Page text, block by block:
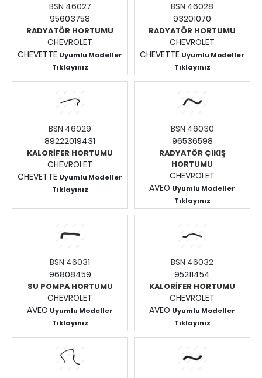
BSN 46027
95603758
RADYATÖR HORTUMU
CHEVROLET
CHEVETTE Uyumlu Modeller
Tıklayınız
Fiyatları Görmek İçin
Giriş Yapınız.
BSN 46028
93201070
RADYATÖR HORTUMU
CHEVROLET
CHEVETTE Uyumlu Modeller
Tıklayınız
Fiyatları Görmek İçin
Giriş Yapınız.
BSN 46029
89222019431
KALORİFER HORTUMU
CHEVROLET
CHEVETTE Uyumlu Modeller
Tıklayınız
Giriş Yapınız.
BSN 46030
96536598
RADYATÖR ÇIKIŞ
HORTUMU
CHEVROLET
AVEO Uyumlu Modeller
Tıklayınız
Fiyatları Görmek İçin
Giriş Yapınız.
BSN 46031
96808459
SU POMPA HORTUMU
CHEVROLET
AVEO Uyumlu Modeller
Tıklayınız
Fiyatları Görmek İçin
Giriş Yapınız.
BSN 46032
95211454
KALORİFER HORTUMU
CHEVROLET
AVEO Uyumlu Modeller
Tıklayınız
Fiyatları Görmek İçin
Giriş Yapınız.